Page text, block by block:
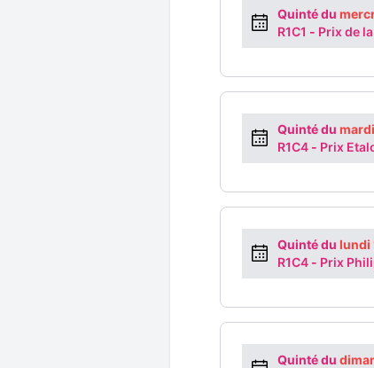
Quinté du
R1C1 - Prix de
Quinté du
R1C4 - Prix
Quinté du lundi
R1C4 - Prix
Quinté du